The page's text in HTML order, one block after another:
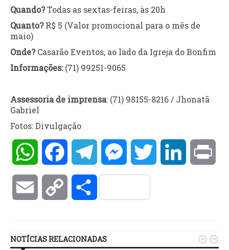
Quando?Todas as sextas-feiras, às 20h
Quanto?R$ 5 (Valor promocional para o mês de
maio)
Onde?Casarão Eventos, ao lado da Igreja do Bonfim
Informações:(71) 99251-9065
Assessoria de imprensa: (71) 98155-8216 / Jhonatã
Gabriel
Fotos: Divulgação
WhatsAppFacebookTelegramMessengerTwitter LinkedIn
Email Copy Compartilhar
NOTÍCIAS RELACIONADAS  